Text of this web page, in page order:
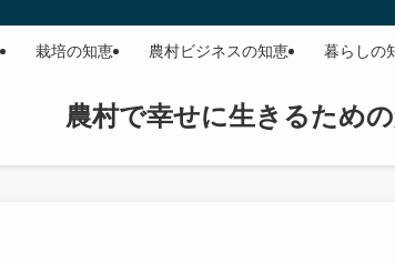
農村で幸せに生きるため
栽培の知恵 農村ビジネスの知恵 暮らしの